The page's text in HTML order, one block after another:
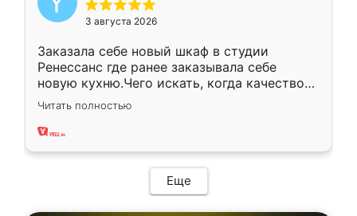
3 августа 2026
Заказала себе новый шкаф в студии
Ренессанс где ранее заказывала себе
новую кухню.Чего искать, когда качеством
вполне довольна. Служит кухня уже почти
два года, нареканий нет.
Читать полностью
Еще